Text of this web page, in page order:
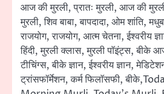
आज की मुरली, प्रातः मुरली, आज की
मुरली, शिव बाबा, बापदादा, ओम शांति,
राजयोग, राजयोग, आत्म चेतना, ईश्वरीय
हिंदी, मुरली क्लास, मुरली पॉइंट्स, बीके
टीचिंग्स, बीके ज्ञान, ईश्वरीय ज्ञान,
ट्रांसफॉर्मेशन, कर्म फिलॉसफी,